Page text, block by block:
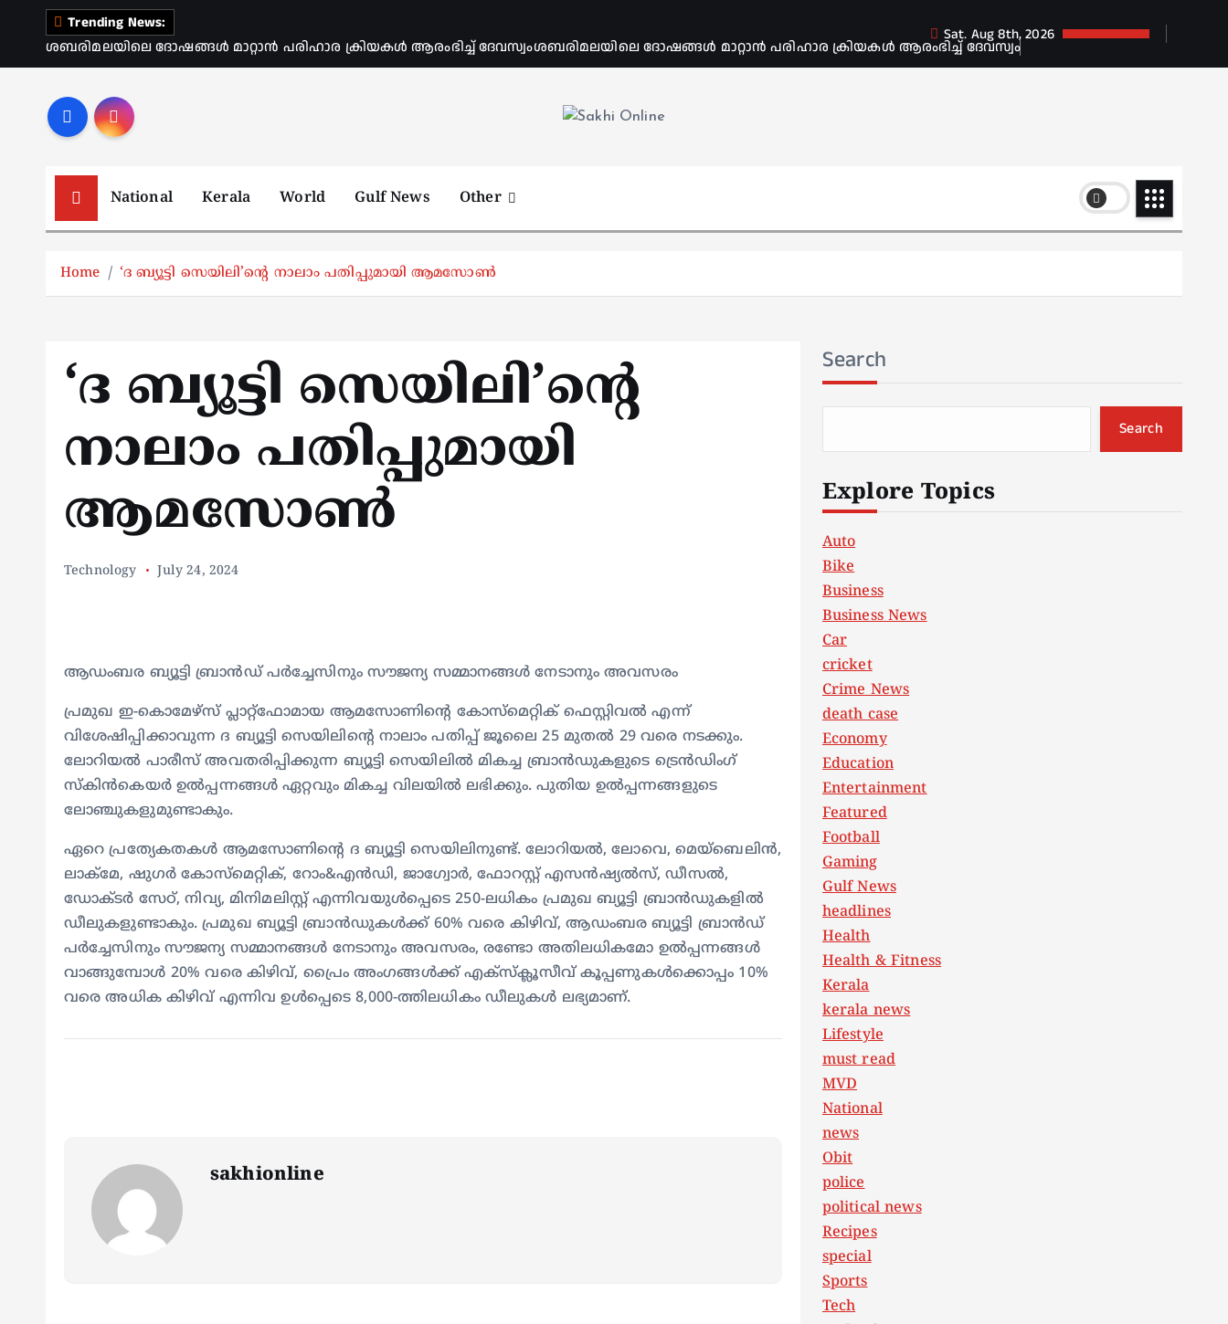
Trending News:
ശബരിമലയിലെ ദോഷങ്ങൾ മാറ്റാൻ പരിഹാര ക്രിയകൾ ആരംഭിച്ച് ദേവസ്വംശബരിമലയിലെ ദോഷങ്ങൾ മാറ്റാൻ പരിഹാര ക്രിയകൾ ആരംഭിച്ച് ദേവസ്വം
Sat. Aug 8th, 2026
National Kerala World Gulf News Other
Home ‘ദ ബ്യൂട്ടി സെയിലി’ന്‍റെ നാലാം പതിപ്പുമായി ആമസോൺ
‘ദ ബ്യൂട്ടി സെയിലി’ന്‍റെ
നാലാം പതിപ്പുമായി
ആമസോൺ
Technology July 24, 2024
ആഡംബര ബ്യൂട്ടി ബ്രാൻഡ് പർച്ചേസിനും സൗജന്യ സമ്മാനങ്ങൾ നേടാനും അവസരം
പ്രമുഖ ഇ-കൊമേഴ്‌സ് പ്ലാറ്റ്‌ഫോമായ ആമസോണിന്‍റെ കോസ്‌മെറ്റിക് ഫെസ്റ്റിവല്‍ എന്ന്
വിശേഷിപ്പിക്കാവുന്ന ദ ബ്യൂട്ടി സെയിലിന്‍റെ നാലാം പതിപ്പ് ജൂലൈ 25 മുതൽ 29 വരെ നടക്കും.
ലോറിയൽ പാരീസ് അവതരിപ്പിക്കുന്ന ബ്യൂട്ടി സെയിലിൽ മികച്ച ബ്രാൻഡുകളുടെ ട്രെൻഡിംഗ്
സ്‌കിൻകെയർ ഉല്‍പ്പന്നങ്ങള്‍ ഏറ്റവും മികച്ച വിലയിൽ ലഭിക്കും. പുതിയ ഉൽപ്പന്നങ്ങളുടെ
ലോഞ്ചുകളുമുണ്ടാകും.
ഏറെ പ്രത്യേകതകള്‍ ആമസോണിന്‍റെ ദ ബ്യൂട്ടി സെയിലിനുണ്ട്. ലോറിയൽ, ലോവെ, മെയ്ബെലിൻ,
ലാക്മേ, ഷുഗര്‍ കോസ്മെറ്റിക്, റോം&എന്‍‌ഡി, ജാഗ്വോര്‍, ഫോറസ്റ്റ് എസൻഷ്യൽസ്, ഡീസല്‍,
ഡോക്ടര്‍ സേഠ്, നിവ്യ, മിനിമലിസ്റ്റ് എന്നിവയുൾപ്പെടെ 250-ലധികം പ്രമുഖ ബ്യൂട്ടി ബ്രാൻഡുകളിൽ
ഡീലുകളുണ്ടാകും. പ്രമുഖ ബ്യൂട്ടി ബ്രാൻഡുകൾക്ക് 60% വരെ കിഴിവ്, ആഡംബര ബ്യൂട്ടി ബ്രാൻഡ്
പർച്ചേസിനും സൗജന്യ സമ്മാനങ്ങൾ നേടാനും അവസരം, രണ്ടോ അതിലധികമോ ഉൽപ്പന്നങ്ങൾ
വാങ്ങുമ്പോൾ 20% വരെ കിഴിവ്, പ്രൈം അംഗങ്ങൾക്ക് എക്‌സ്‌ക്ലൂസീവ് കൂപ്പണുകൾക്കൊപ്പം 10%
വരെ അധിക കിഴിവ് എന്നിവ ഉൾപ്പെടെ 8,000-ത്തിലധികം ഡീലുകൾ ലഭ്യമാണ്.
sakhionline
Search
Search
Explore Topics
Auto
Bike
Business
Business News
Car
cricket
Crime News
death case
Economy
Education
Entertainment
Featured
Football
Gaming
Gulf News
headlines
Health
Health & Fitness
Kerala
kerala news
Lifestyle
must read
MVD
National
news
Obit
police
political news
Recipes
special
Sports
Tech